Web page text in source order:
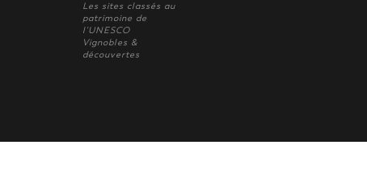
Les sites classés au
patrimoine de
l'UNESCO
Vignobles &
découvertes